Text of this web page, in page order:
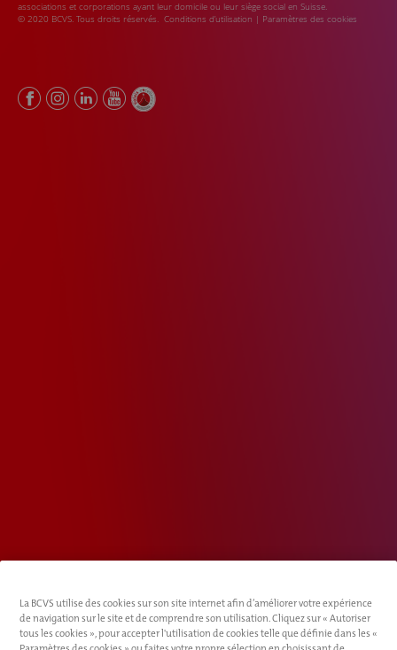
associations et corporations ayant leur domicile ou leur siège social en Suisse.
© 2020 BCVS. Tous droits réservés. Conditions d’utilisation | Paramètres des cookies
La BCVS utilise des cookies sur son site internet afin d’améliorer votre expérience
de navigation sur le site et de comprendre son utilisation. Cliquez sur « Autoriser
tous les cookies », pour accepter l'utilisation de cookies telle que définie dans les «